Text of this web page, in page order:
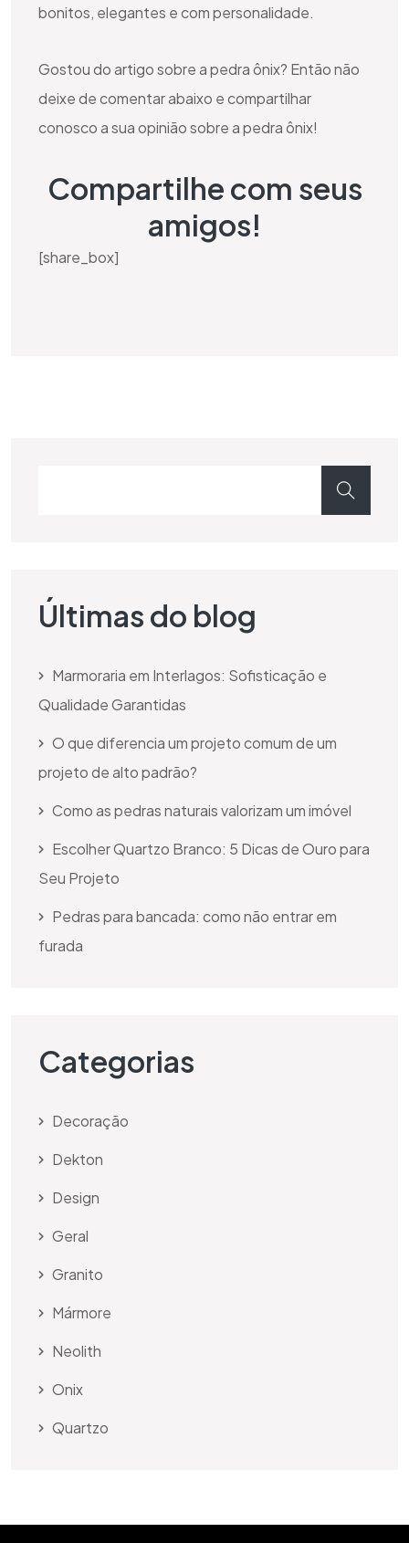
bonitos, elegantes e com personalidade.
Gostou do artigo sobre a pedra ônix? Então não
deixe de comentar abaixo e compartilhar
conosco a sua opinião sobre a pedra ônix!
Compartilhe com seus
amigos!
[share_box]
Últimas do blog
Marmoraria em Interlagos: Sofisticação e
Qualidade Garantidas
O que diferencia um projeto comum de um
projeto de alto padrão?
Como as pedras naturais valorizam um imóvel
Escolher Quartzo Branco: 5 Dicas de Ouro para
Seu Projeto
Pedras para bancada: como não entrar em
furada
Categorias
Decoração
Dekton
Design
Geral
Granito
Mármore
Neolith
Onix
Quartzo